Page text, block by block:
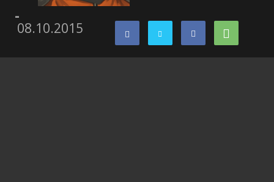
-
08.10.2015